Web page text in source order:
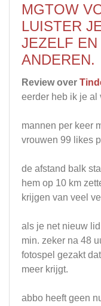
MGTOW
LUISTER
JEZELF
ANDEREN.
Review over
eerder heb ik je al
mannen per keer
vrouwen 99 likes
de afstand balk
hem op 10 km
krijgen van veel
als je net nieuw
min. zeker na 48
fotospel gezakt
meer krijgt.
abbo heeft geen